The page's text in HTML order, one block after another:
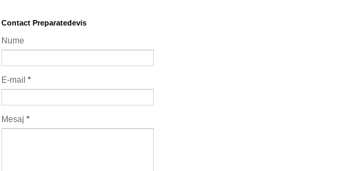
Contact Preparatedevis
Nume
E-mail *
Mesaj *